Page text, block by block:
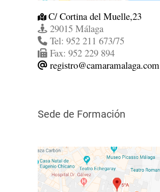
C/ Cortina del Muelle,23
29015 Málaga
Tel: 952 211 673/75
Fax: 952 229 894
registro@camaramalaga.com
Sede de Formación